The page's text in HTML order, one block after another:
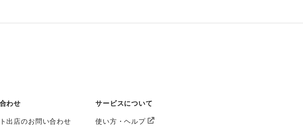
わせ
出店のお問い合わせ
サービスについて
使い方・ヘルプ